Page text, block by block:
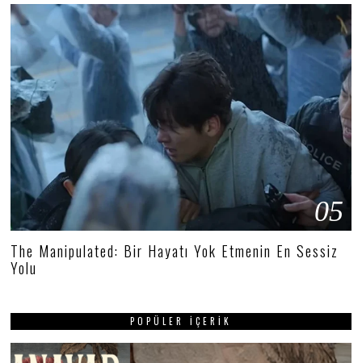
05
The Manipulated: Bir Hayatı Yok Etmenin En Sessiz
Yolu
POPÜLER İÇERIK